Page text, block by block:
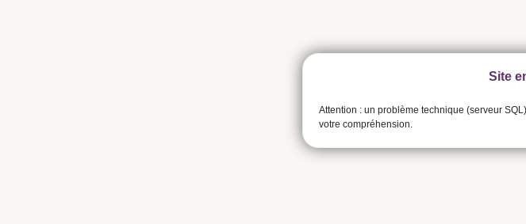
Site
Attention : un problème technique (serveur
votre compréhension.